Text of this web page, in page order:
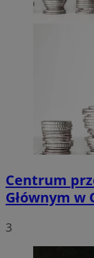
Centrum
Głównym w
3